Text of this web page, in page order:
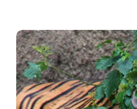
Kom tæt på dyrene i Aalborg